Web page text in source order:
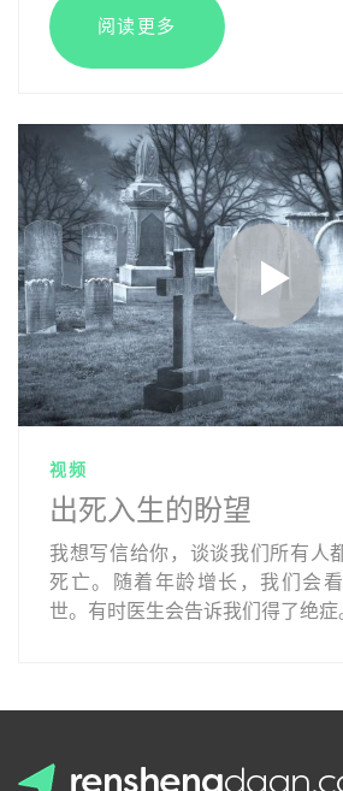
阅读更多
视频
出死入生的盼望
我想写信给你，谈谈我们所有人
死亡。随着年龄增长，我们会
世。有时医生会告诉我们得了绝